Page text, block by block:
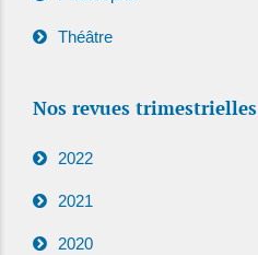
Théâtre
Nos revues trimestrielles
2022
2021
2020